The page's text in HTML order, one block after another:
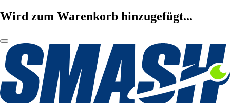
Wird zum Warenkorb hinzugefügt...